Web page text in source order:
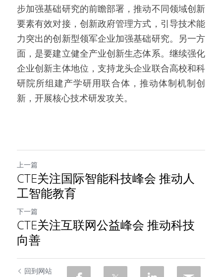
步加强基础研究的前瞻部署，推动不同领域创新
要素有效对接，创新政府管理方式，引导技术能
力突出的创新型领军企业加强基础研究。另一方
面，是要建立健全产业创新生态体系。继续强化
企业创新主体地位，支持龙头企业联合高校和科
研院所组建产学研用联合体，推动体制机制创
新，开展核心技术研发攻关。
上一篇
CTE关注国际智能科技峰会 推动人
工智能教育
下一篇
CTE关注互联网公益峰会 推动科技
向善
回到网站